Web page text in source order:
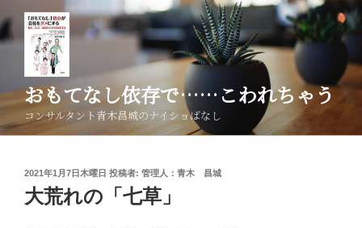
ン
テ
へ
ス
おもてなし依存で……こわれちゃう
コンサルタント青木昌城のナイショばなし
投
日:
2021年1月7日木曜日 投稿者: 管理人：青木 昌城
大荒れの「七草」